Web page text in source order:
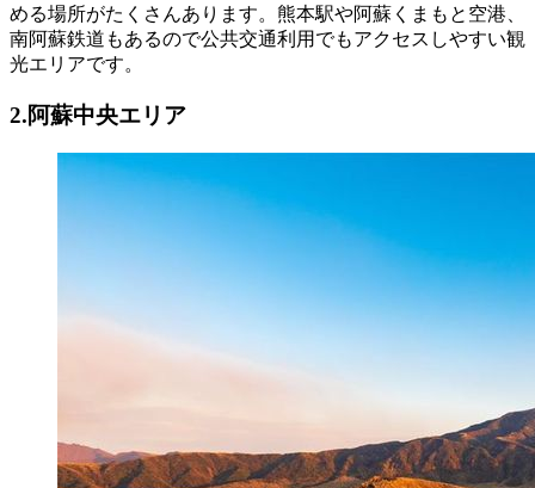
める場所がたくさんあります。熊本駅や阿蘇くまもと空港、
南阿蘇鉄道もあるので公共交通利用でもアクセスしやすい観
光エリアです。
2.阿蘇中央エリア